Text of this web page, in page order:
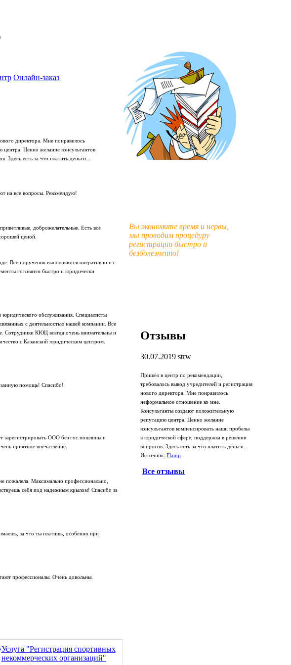
Онлайн-заказ
директора. Мне понравилось
Ценно желание консультантов
есть за что платить деньги...
на все вопросы. Рекомендую!
доброжелательные. Есть все
ценой.
Все поручения выполняются оперативно и с
готовятся быстро и юридически
юридического обслуживания. Специалисты
с деятельностью нашей компании. Все
Сотрудники КЮЦ всегда очень внимательны и
с Казанский юридическим центром.
помощь! Спасибо!
зарегистрировать ООО без гос.пошлины и
приятное впечатление.
пожалела. Максимально профессионально,
себя под надежным крылом! Спасибо за
за что ты платишь, особенно при
профессионалы. Очень довольны.
Услуга "Регистрация спортивных
некоммерческих организаций"
Вы экономите время и нервы,
мы проводим процедуру
регистрации быстро и
безболезненно!
Отзывы
30.07.2019 strw
Пришёл в центр по рекомендации,
требовалось вывод учредителей и регистрация
нового директора. Мне понравилось
неформальное отношение ко мне.
Консультанты создают положительную
репутацию центра. Ценно желание
консультантов компенсировать наши пробелы
в юридической сфере, поддержка в решении
вопросов. Здесь есть за что платить деньги...
Источник: Flamp
Все отзывы